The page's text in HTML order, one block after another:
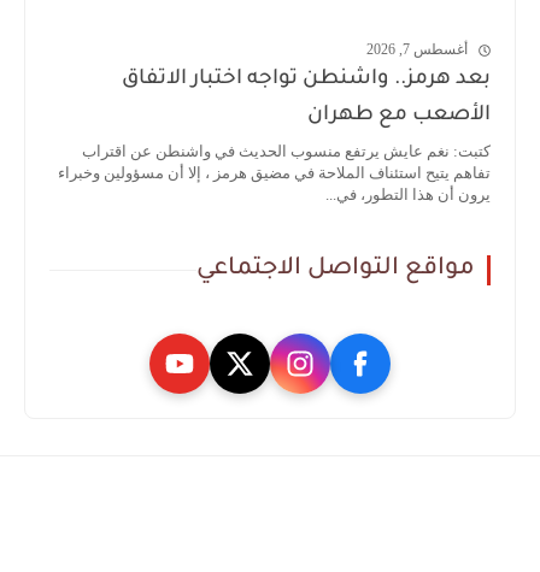
أغسطس 7, 2026
بعد هرمز.. واشنطن تواجه اختبار الاتفاق
الأصعب مع طهران
كتبت: نغم عايش يرتفع منسوب الحديث في واشنطن عن اقتراب
تفاهم يتيح استئناف الملاحة في مضيق هرمز ، إلا أن مسؤولين وخبراء
يرون أن هذا التطور، في...
مواقع التواصل الاجتماعي